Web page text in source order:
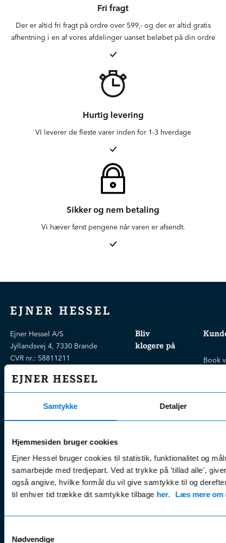
Samtykke Detaljer
Hjemmesiden bruger cookies
Ejner Hessel bruger cookies til statistik, funktionalitet og
samarbejde med tredjepart. Ved at trykke på 'tillad alle',
også angive, hvilke formål du vil give samtykke til og
til enhver tid trække dit samtykke tilbage her. Læs mere om
Nødvendige
Fri fragt
Der er altid fri fragt på ordre over 599,- og der er altid gratis
afhentning i en af vores afdelinger uanset beløbet på din ordre
Hurtig levering
VI leverer de fleste varer inden for 1-3 hverdage
Sikker og nem betaling
Vi hæver først pengene når varen er afsendt.
EJNER HESSEL
Ejner Hessel A/S
Jyllandsvej 4, 7330 Brande
CVR nr.: 58811211
E-mail:info@hessel.dk
Åbningstider
Man - Fre:
07.30 - 17.30
Sikker betaling
Bliv
klogere på
Fordels- &
Kampagner
& nyheder
Leasing &
finansiering
Book